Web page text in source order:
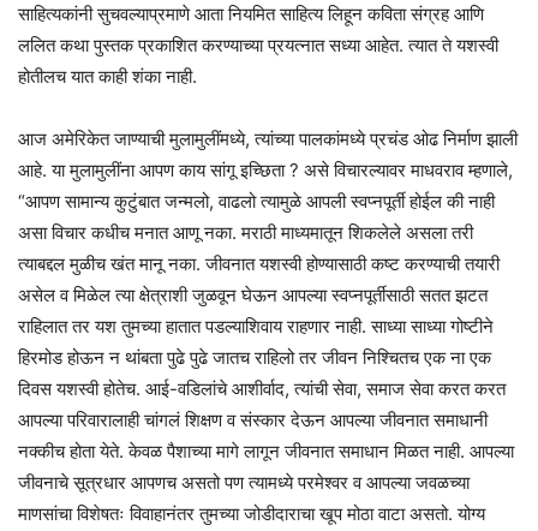
साहित्यकांनी सुचवल्याप्रमाणे आता नियमित साहित्य लिहून कविता संग्रह आणि
ललित कथा पुस्तक प्रकाशित करण्याच्या प्रयत्नात सध्या आहेत. त्यात ते यशस्वी
होतीलच यात काही शंका नाही.
आज अमेरिकेत जाण्याची मुलामुलींमध्ये, त्यांच्या पालकांमध्ये प्रचंड ओढ निर्माण झाली
आहे. या मुलामुलींना आपण काय सांगू इच्छिता ? असे विचारल्यावर माधवराव म्हणाले,
“आपण सामान्य कुटुंबात जन्मलो, वाढलो त्यामुळे आपली स्वप्नपूर्ती होईल की नाही
असा विचार कधीच मनात आणू नका. मराठी माध्यमातून शिकलेले असला तरी
त्याबद्दल मुळीच खंत मानू नका. जीवनात यशस्वी होण्यासाठी कष्ट करण्याची तयारी
असेल व मिळेल त्या क्षेत्राशी जुळवून घेऊन आपल्या स्वप्नपूर्तीसाठी सतत झटत
राहिलात तर यश तुमच्या हातात पडल्याशिवाय राहणार नाही. साध्या साध्या गोष्टीने
हिरमोड होऊन न थांबता पुढे पुढे जातच राहिलो तर जीवन निश्चितच एक ना एक
दिवस यशस्वी होतेच. आई-वडिलांचे आशीर्वाद, त्यांची सेवा, समाज सेवा करत करत
आपल्या परिवारालाही चांगलं शिक्षण व संस्कार देऊन आपल्या जीवनात समाधानी
नक्कीच होता येते. केवळ पैशाच्या मागे लागून जीवनात समाधान मिळत नाही. आपल्या
जीवनाचे सूत्रधार आपणच असतो पण त्यामध्ये परमेश्वर व आपल्या जवळच्या
माणसांचा विशेषतः विवाहानंतर तुमच्या जोडीदाराचा खूप मोठा वाटा असतो. योग्य